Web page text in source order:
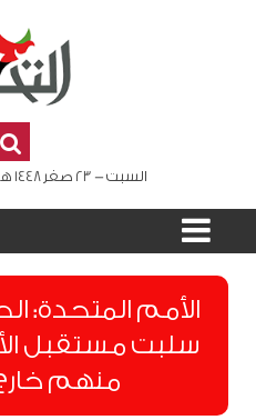
السبت - 23 صفر 1448 هـ , 08 أغسطس 2026 م
الأمم المتحدة:
منهم